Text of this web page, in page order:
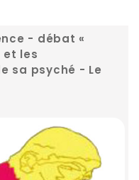
- débat «
et les
sa psyché - Le